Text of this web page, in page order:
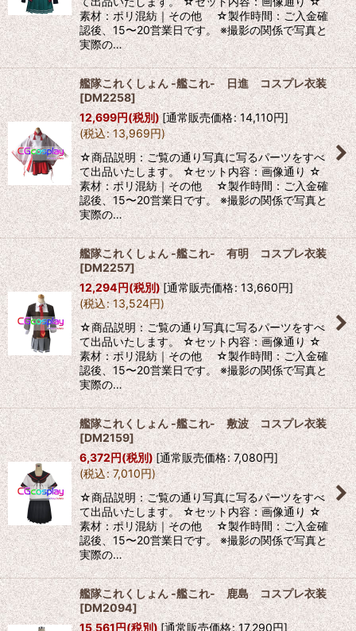
素材：ポリ混紡｜その他 ☆製作時間：ご入金確
認後、15〜20営業日です。 ※撮影の関係で写真と
実際の…
艦隊これくしょん -艦これ- 日進 コスプレ衣装
[DM2258]
12,699円(税別) [通常販売価格: 14,110円]
(税込: 13,969円)
☆商品説明：ご覧の通り写真に写るパーツをすべ
て出品いたします。 ☆セット内容：画像通り ☆
素材：ポリ混紡｜その他 ☆製作時間：ご入金確
認後、15〜20営業日です。 ※撮影の関係で写真と
実際の…
艦隊これくしょん -艦これ- 有明 コスプレ衣装
[DM2257]
12,294円(税別)[通常販売価格: 13,660円]
(税込: 13,524円)
☆商品説明：ご覧の通り写真に写るパーツをすべ
て出品いたします。 ☆セット内容：画像通り ☆
素材：ポリ混紡｜その他 ☆製作時間：ご入金確
認後、15〜20営業日です。 ※撮影の関係で写真と
実際の…
艦隊これくしょん -艦これ- 敷波 コスプレ衣装
[DM2159]
6,372円(税別) [通常販売価格: 7,080円]
(税込: 7,010円)
☆商品説明：ご覧の通り写真に写るパーツをすべ
て出品いたします。 ☆セット内容：画像通り ☆
素材：ポリ混紡｜その他 ☆製作時間：ご入金確
認後、15〜20営業日です。 ※撮影の関係で写真と
実際の…
艦隊これくしょん -艦これ- 鹿島 コスプレ衣装
[DM2094]
15,561円(税別) [通常販売価格: 17,290円]